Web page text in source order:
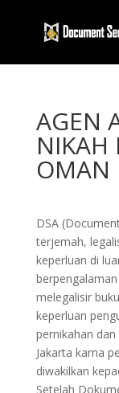
AGEN
NIKAH
OMAN
DSA
terjemah,
keperluan di
melegalisir
keperluan
pernikahan
Jakarta karna
diwakilkan
Setelah